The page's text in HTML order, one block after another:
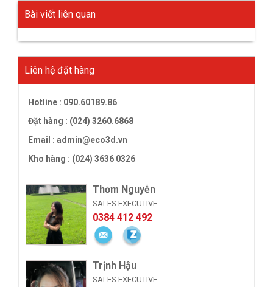
Bài viết liên quan
Liên hệ đặt hàng
Hotline : 090.60189.86
Đặt hàng : (024) 3260.6868
Email : admin@eco3d.vn
Kho hàng : (024) 3636 0326
Thơm Nguyễn
SALES EXECUTIVE
0384 412 492
Trịnh Hậu
SALES EXECUTIVE